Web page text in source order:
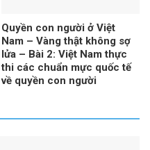
Quyền con người ở Việt
Nam – Vàng thật không sợ
lửa – Bài 2: Việt Nam thực
thi các chuẩn mực quốc tế
về quyền con người